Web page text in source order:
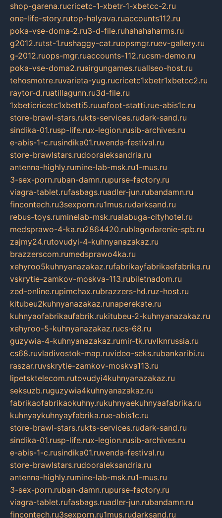
shop-garena.rucricetc-1-xbetr-1-xbetcc-2.ru
one-life-story.rutop-halyava.ruaccounts112.ru
poka-vse-doma-2.ru3-d-file.ruhahahaharms.ru
g2012.rutst-1.rushaggy-cat.ruopsmgr.ruev-gallery.ru
g-2012.ruops-mgr.ruaccounts-112.rucsm-demo.ru
poka-vse-doma2.ruairgungames.ruallseo-host.ru
tehosmotre.ruvarieta-yug.rucricetc1xbetr1xbetcc2.ru
raytor-d.ruatillagunn.ru3d-file.ru
1xbeticricetc1xbetti5.ruuafoot-statti.rue-abis1c.ru
store-brawl-stars.rukts-services.rudark-sand.ru
sindika-01.rusp-life.rux-legion.rusib-archives.ru
e-abis-1-c.rusindika01.ruvenda-festival.ru
store-brawlstars.rudooraleksandria.ru
antenna-highly.rumine-lab-msk.ru1-mus.ru
3-sex-porn.ruban-damn.rupurse-factory.ru
viagra-tablet.rufasbags.ruadler-jun.rubandamn.ru
fincontech.ru3sexporn.ru1mus.rudarksand.ru
rebus-toys.ruminelab-msk.rualabuga-cityhotel.ru
medsprawo-4-ka.ru2864420.rublagodarenie-spb.ru
zajmy24.rutovudyi-4-kuhnyanazakaz.ru
brazzerscom.rumedsprawo4ka.ru
xehyroo5kuhnyanazakaz.rufabrikayfabrikaefabrika.ru
vskrytie-zamkov-moskva-113.rubiletnadom.ru
zed-online.rupimchax.rubrazzers-hd.ruz-host.ru
kitubeu2kuhnyanazakaz.runaperekate.ru
kuhnyaofabrikaufabrik.rukitubeu-2-kuhnyanazakaz.ru
xehyroo-5-kuhnyanazakaz.rucs-68.ru
guzywia-4-kuhnyanazakaz.rumir-tk.ruvlknrussia.ru
cs68.ruvladivostok-map.ruvideo-seks.rubankaribi.ru
raszar.ruvskrytie-zamkov-moskva113.ru
lipetsktelecom.rutovudyi4kuhnyanazakaz.ru
seksuzb.ruguzywia4kuhnyanazakaz.ru
fabrikaofabrikaokuhny.rukuhnyaekuhnyaafabrika.ru
kuhnyaykuhnyayfabrika.rue-abis1c.ru
store-brawl-stars.rukts-services.rudark-sand.ru
sindika-01.rusp-life.rux-legion.rusib-archives.ru
e-abis-1-c.rusindika01.ruvenda-festival.ru
store-brawlstars.rudooraleksandria.ru
antenna-highly.rumine-lab-msk.ru1-mus.ru
3-sex-porn.ruban-damn.rupurse-factory.ru
viagra-tablet.rufasbags.ruadler-jun.rubandamn.ru
fincontech.ru3sexporn.ru1mus.rudarksand.ru